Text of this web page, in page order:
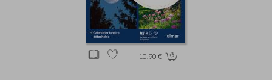
10.90 €